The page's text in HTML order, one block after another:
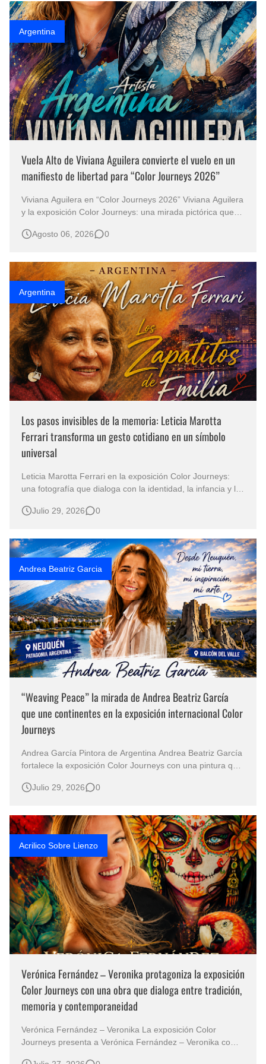
Argentina
Vuela Alto de Viviana Aguilera convierte el vuelo en un
manifiesto de libertad para “Color Journeys 2026”
Viviana Aguilera en “Color Journeys 2026” Viviana Aguilera
y la exposición Color Journeys: una mirada pictórica que
capacidad de anticiparse a las palabras. Antes de que
emociones, pre…
Agosto 06, 2026 0
Argentina
Los pasos invisibles de la memoria: Leticia Marotta
Ferrari transforma un gesto cotidiano en un símbolo
universal
Leticia Marotta Ferrari en la exposición Color Journeys:
una fotografía que dialoga con la identidad, la infancia y la
pequeños zapatos cuentan la historia de un continente
que permanec…
Julio 29, 2026 0
Andrea Beatriz Garcia
“Weaving Peace” la mirada de Andrea Beatriz García
que une continentes en la exposición internacional Color
Journeys
Andrea García Pintora de Argentina Andrea Beatriz García
fortalece la exposición Color Journeys con una pintura que
humanidad Hay obras que no buscan imponerse mediante
composición. Prefieren …
Julio 29, 2026 0
Acrilico Sobre Lienzo
Verónica Fernández – Veronika protagoniza la exposición
Color Journeys con una obra que dialoga entre tradición,
memoria y contemporaneidad
Verónica Fernández – Veronika La exposición Color
Journeys presenta a Verónica Fernández – Veronika como